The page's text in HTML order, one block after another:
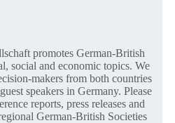
promotes German-British
social and economic topics. We
makers from both countries
speakers in Germany. Please
reports, press releases and
German-British Societies